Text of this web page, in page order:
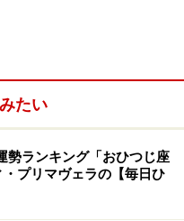
品をチェック！
品をチェック！
たい
勢ランキング「おひつじ座
・プリマヴェラの【毎日ひ